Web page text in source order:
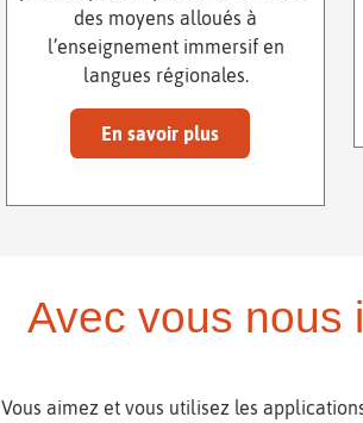
des moyens alloués à
l’enseignement immersif en
langues régionales.
En savoir plus
Avec vous nous
Vous aimez et vous utilisez les